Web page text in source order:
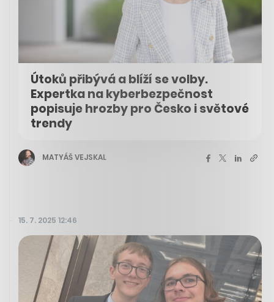
Útoků přibývá a blíží se volby.
Expertka na kyberbezpečnost
popisuje hrozby pro Česko i světové
trendy
MATYÁŠ VEJSKAL
15. 7. 2025 12:46